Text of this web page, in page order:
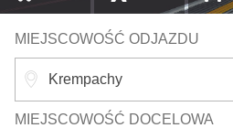
MIEJSCOWOŚĆ ODJAZDU
MIEJSCOWOŚĆ DOCELOWA